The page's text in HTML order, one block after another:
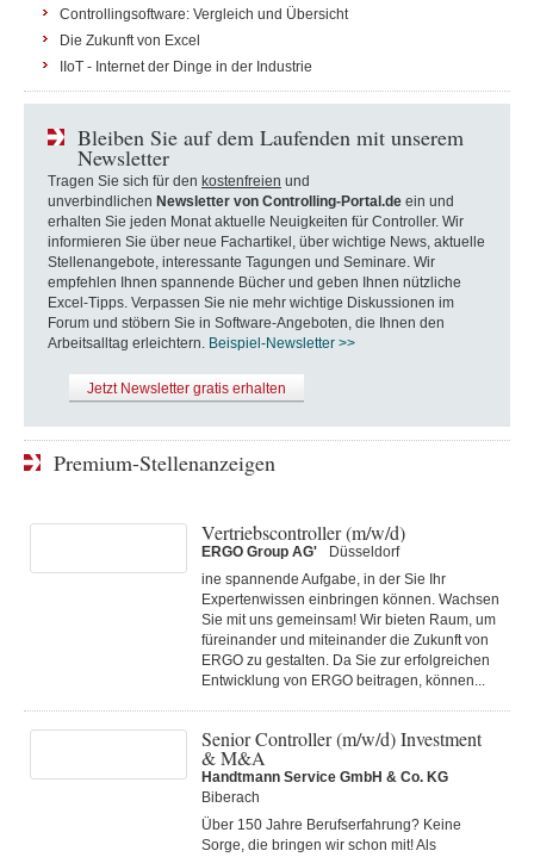
Controllingsoftware: Vergleich und Übersicht
Die Zukunft von Excel
IIoT - Internet der Dinge in der Industrie
Bleiben Sie auf dem Laufenden mit unserem
Newsletter
Tragen Sie sich für den kostenfreien und
unverbindlichen Newsletter von Controlling-Portal.de ein und
erhalten Sie jeden Monat aktuelle Neuigkeiten für Controller. Wir
informieren Sie über neue Fachartikel, über wichtige News, aktuelle
Stellenangebote, interessante Tagungen und Seminare. Wir
empfehlen Ihnen spannende Bücher und geben Ihnen nützliche
Excel-Tipps. Verpassen Sie nie mehr wichtige Diskussionen im
Forum und stöbern Sie in Software-Angeboten, die Ihnen den
Arbeitsalltag erleichtern. Beispiel-Newsletter >>
Jetzt Newsletter gratis erhalten
Premium-Stellenanzeigen
Vertriebscontroller (m/w/d)
ERGO Group AG'
Düsseldorf
ine spannende Aufgabe, in der Sie Ihr
Expertenwissen einbringen können. Wachsen
Sie mit uns gemeinsam! Wir bieten Raum, um
füreinander und miteinander die Zukunft von
ERGO zu gestalten. Da Sie zur erfolgreichen
Entwicklung von ERGO beitragen, können...
Senior Controller (m/w/d) Investment
& M&A
Handtmann Service GmbH & Co. KG
Biberach
Über 150 Jahre Berufserfahrung? Keine
Sorge, die bringen wir schon mit! Als